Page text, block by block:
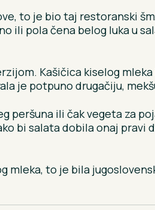
to je bio taj restoranski
ili pola čena belog luka u
Kašičica kiselog
je potpuno drugačiju,
peršuna ili čak vegeta za
bi salata dobila onaj pravi
mleka, to je bila